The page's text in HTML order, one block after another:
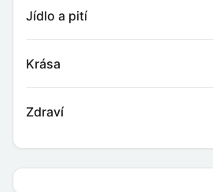
Jídlo a pití
Krása
Zdraví